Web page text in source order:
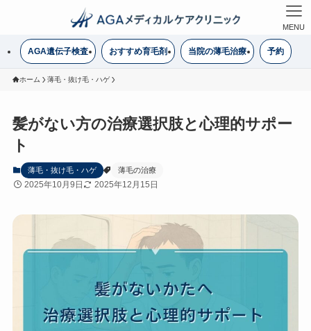
MENU
AGA遺伝子検査 おすすめ育毛剤 当院の薄毛治療 予約
ホーム 薄毛・抜け毛・ハゲ
髪がない方の治療選択肢と心理的サポー
ト
薄毛・抜け毛・ハゲ 薄毛の治療
2025年10月9日 2025年12月15日